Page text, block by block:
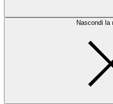
Nascondi la